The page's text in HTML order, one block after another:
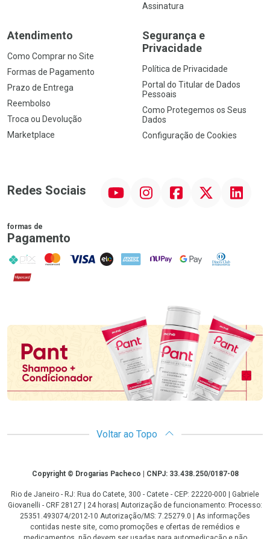
Assinatura
Atendimento
Como Comprar no Site
Formas de Pagamento
Prazo de Entrega
Reembolso
Troca ou Devolução
Marketplace
Segurança e
Privacidade
Política de Privacidade
Portal do Titular de Dados
Pessoais
Como Protegemos os Seus
Dados
Configuração de Cookies
Redes Sociais InstagramFacebook Linkedin
formas de
Pagamento
PIX MasterCard
VISA ELO AMEX NuPay Google PayDiners Club
Hipercard
Promoção em Destaque
Voltar ao Topo
CopyrightCopyright © Drogarias Pacheco | CNPJ: 33.438.250/0187-08
Rio de Janeiro - RJ: Rua do Catete, 300 - Catete - CEP: 22220-000 | Gabriele
Giovanelli - CRF 28127 | 24 horas| Autorização de funcionamento: Processo:
25351.493074/2012-10 Autorização/MS: 7.25279.0 | As informações
contidas neste site, como promoções e ofertas de remédios e